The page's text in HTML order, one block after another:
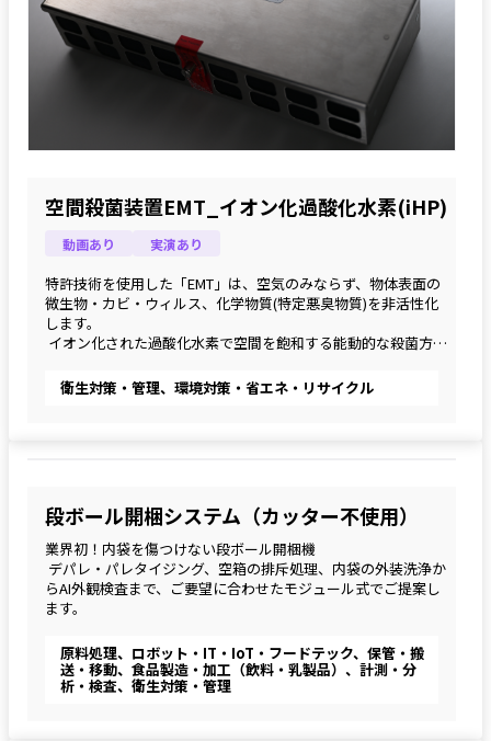
空間殺菌装置EMT_イオン化過酸化水素(iHP)
動画あり 実演あり
特許技術を使用した「EMT」は、空気のみならず、物体表面の
微生物・カビ・ウィルス、化学物質(特定悪臭物質)を非活性化
します。
イオン化された過酸化水素で空間を飽和する能動的な殺菌方法
衛生対策・管理、環境対策・省エネ・リサイクル
段ボール開梱システム（カッター不使用）
業界初！内袋を傷つけない段ボール開梱機
デパレ・パレタイジング、空箱の排斥処理、内袋の外装洗浄か
らAI外観検査まで、ご要望に合わせたモジュール式でご提案し
ます。
原料処理、ロボット・IT・IoT・フードテック、保管・搬
送・移動、食品製造・加工（飲料・乳製品）、計測・分
析・検査、衛生対策・管理